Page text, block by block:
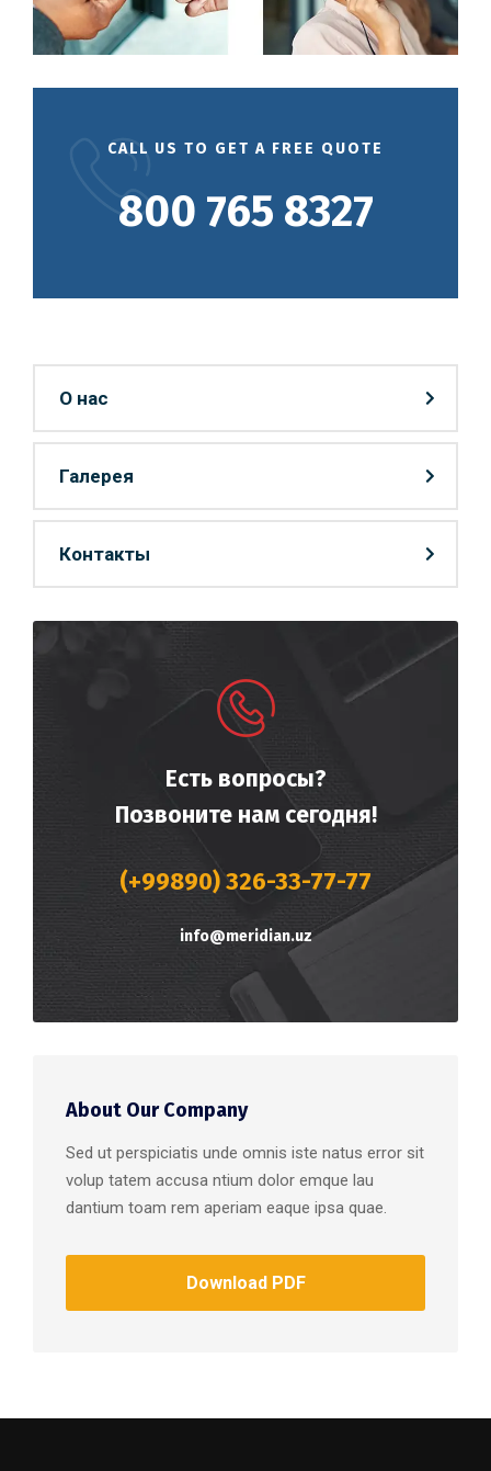
CALL US TO GET A FREE QUOTE
800 765 8327
О нас
Галерея
Контакты
Есть вопросы?
Позвоните нам сегодня!
(+99890) 326-33-77-77
info@meridian.uz
About Our Company
Sed ut perspiciatis unde omnis iste natus error sit
volup tatem accusa ntium dolor emque lau
dantium toam rem aperiam eaque ipsa quae.
Download PDF